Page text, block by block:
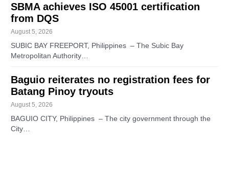
SBMA achieves ISO 45001 certification
from DQS
August 5, 2026
SUBIC BAY FREEPORT, Philippines – The Subic Bay
Metropolitan Authority…
Baguio reiterates no registration fees for
Batang Pinoy tryouts
August 5, 2026
BAGUIO CITY, Philippines – The city government through the
City…